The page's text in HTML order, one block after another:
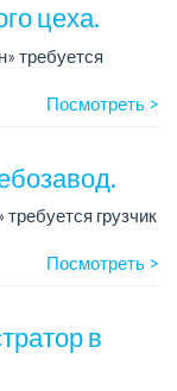
цеха.
требуется
на
Посмотреть >
грузчик
Посмотреть >
в